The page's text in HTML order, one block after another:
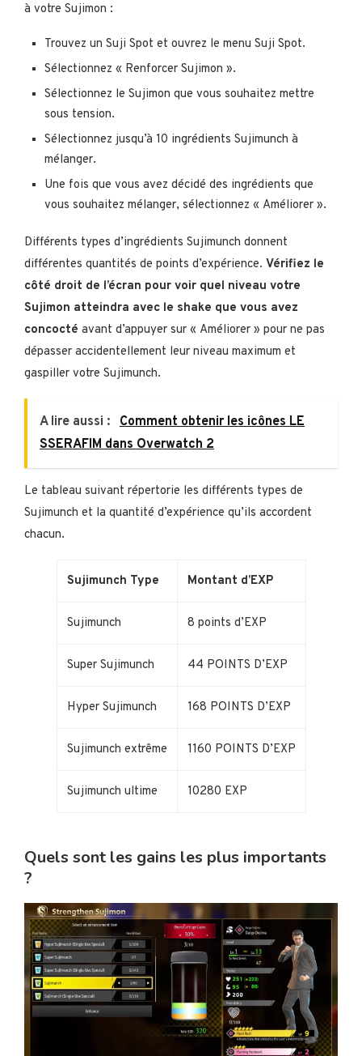
à votre Sujimon :
Trouvez un Suji Spot et ouvrez le menu Suji Spot.
Sélectionnez « Renforcer Sujimon ».
Sélectionnez le Sujimon que vous souhaitez mettre
sous tension.
Sélectionnez jusqu’à 10 ingrédients Sujimunch à
mélanger.
Une fois que vous avez décidé des ingrédients que
vous souhaitez mélanger, sélectionnez « Améliorer ».
Différents types d’ingrédients Sujimunch donnent
différentes quantités de points d’expérience. Vérifiez le
côté droit de l’écran pour voir quel niveau votre
Sujimon atteindra avec le shake que vous avez
concocté avant d’appuyer sur « Améliorer » pour ne pas
dépasser accidentellement leur niveau maximum et
gaspiller votre Sujimunch.
A lire aussi :
Comment obtenir les icônes LE
SSERAFIM dans Overwatch 2
Le tableau suivant répertorie les différents types de
Sujimunch et la quantité d’expérience qu’ils accordent
chacun.
Sujimunch Type Montant d’EXP
Sujimunch 8 points d’EXP
Super Sujimunch 44 POINTS D’EXP
Hyper Sujimunch 168 POINTS D’EXP
Sujimunch extrême 1160 POINTS D’EXP
Sujimunch ultime 10280 EXP
Quels sont les gains les plus importants
?